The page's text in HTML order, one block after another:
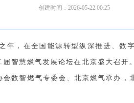
创建时间： 2026-05-22 00:25
年，在全国能源转型纵深推进、数
智慧燃气发展论坛在北京盛大召开
会数智燃气专委会、北京燃气承办，